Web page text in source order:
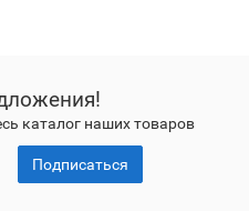
каталог наших товаров
Подписаться